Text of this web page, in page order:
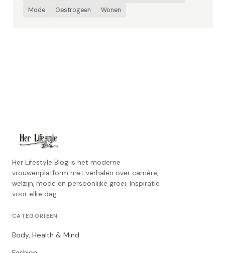
Mode
Oestrogeen Wonen
Her Lifestyle Blog is het moderne
vrouwenplatform met verhalen over carrière,
welzijn, mode en persoonlijke groei. Inspiratie
voor elke dag.
CATEGORIEËN
Body, Health & Mind